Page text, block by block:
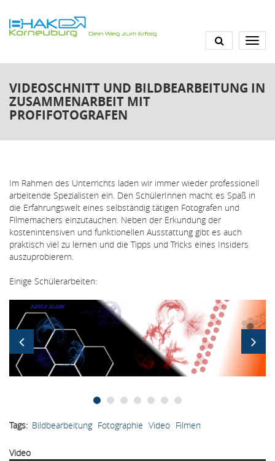
zum
Inhalt
VIDEOSCHNITT UND BILDBEARBEITUNG IN
ZUSAMMENARBEIT MIT
PROFIFOTOGRAFEN
Im Rahmen des Unterrichts laden wir immer wieder professionell
arbeitende Spezialisten ein. Den SchülerInnen macht es Spaß in
die Erfahrungswelt eines selbständig tätigen Fotografen und
Filmemachers einzutauchen. Neben der Erkundung der
kostenintensiven und funktionellen Ausstattung gibt es auch
praktisch viel zu lernen und die Tipps und Tricks eines Insiders
auszuprobierern.
Einige Schülerarbeiten:
Bildergallerie
Tags Bildbearbeitung Fotographie Video Filmen
Video